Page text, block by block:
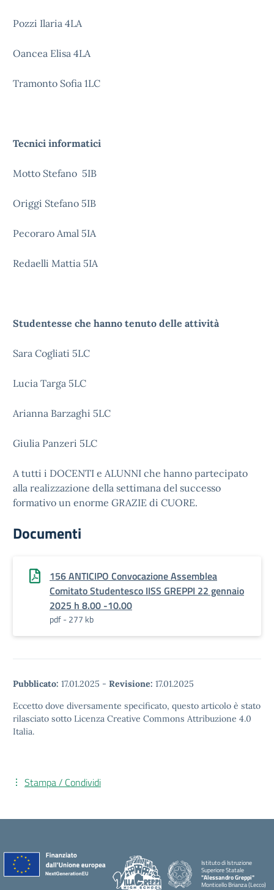
Pozzi Ilaria 4LA
Oancea Elisa 4LA
Tramonto Sofia 1LC
Tecnici informatici
Motto Stefano 5IB
Origgi Stefano 5IB
Pecoraro Amal 5IA
Redaelli Mattia 5IA
Studentesse che hanno tenuto delle attività
Sara Cogliati 5LC
Lucia Targa 5LC
Arianna Barzaghi 5LC
Giulia Panzeri 5LC
A tutti i DOCENTI e ALUNNI che hanno partecipato
alla realizzazione della settimana del successo
formativo un enorme GRAZIE di CUORE.
Documenti
156 ANTICIPO Convocazione Assemblea
Comitato Studentesco IISS GREPPI 22 gennaio
2025 h 8.00 -10.00
pdf - 277 kb
Pubblicato: 17.01.2025 - Revisione: 17.01.2025
Eccetto dove diversamente specificato, questo articolo è stato
rilasciato sotto Licenza Creative Commons Attribuzione 4.0
Italia.
Stampa / Condividi
Istituto di Istruzione
Superiore Statale
"Alessandro Greppi"
Monticello Brianza (Lecco)